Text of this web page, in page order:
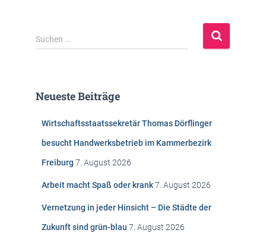
S
u
n
Suchen …
Neueste Beiträge
Wirtschaftsstaatssekretär Thomas Dörflinger
besucht Handwerksbetrieb im Kammerbezirk
Freiburg 7. August 2026
Arbeit macht Spaß oder krank7. August 2026
Vernetzung in jeder Hinsicht – Die Städte der
Zukunft sind grün-blau 7. August 2026